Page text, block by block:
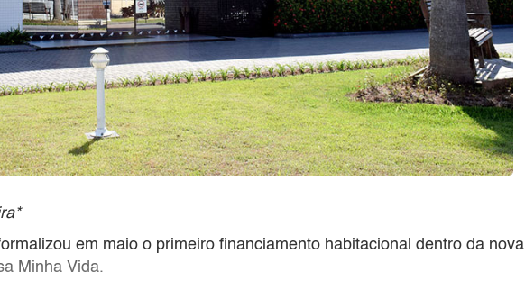
em maio o primeiro financiamento habitacional dentro da nova
Minha Vida.